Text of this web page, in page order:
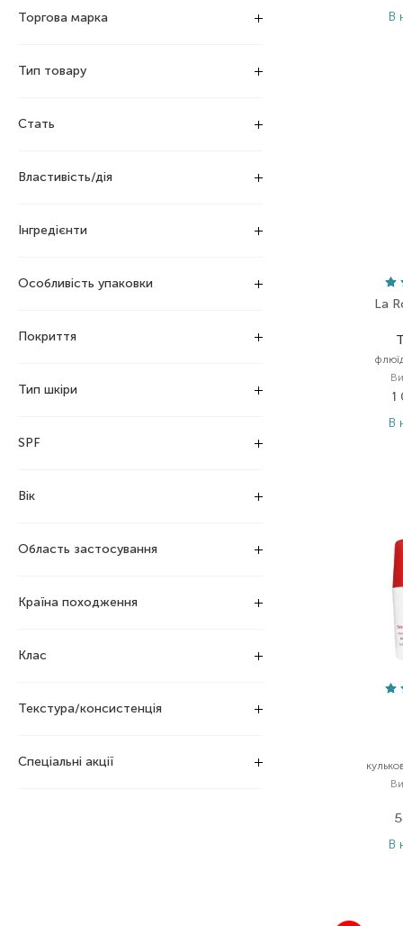
Торгова марка
Тип товару
Стать
Властивість/дія
Інгредієнти
Особливість упаковки
Покриття
Тип шкіри
SPF
Вік
Область застосування
Країна походження
Клас
Текстура/консистенція
Спеціальні акції
В
La
1
В
В